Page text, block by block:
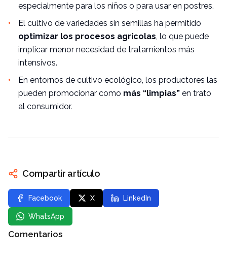
especialmente para los niños o para usar en postres.
El cultivo de variedades sin semillas ha permitido
optimizar los procesos agrícolas, lo que puede
implicar menor necesidad de tratamientos más
intensivos.
En entornos de cultivo ecológico, los productores las
pueden promocionar como más “limpias” en trato
al consumidor.
Compartir artículo
Facebook X LinkedIn
WhatsApp
Comentarios